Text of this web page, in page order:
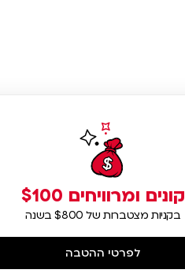
קונים ומרוויחים $100
בקניות מצטברות של $800 בשנה
לפרטי ההטבה